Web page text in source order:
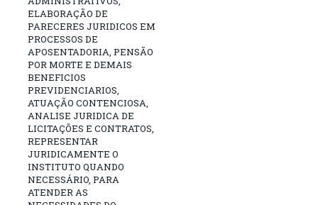
ELABORAÇÃO DE
PARECERES JURIDICOS EM
PROCESSOS DE
APOSENTADORIA, PENSÃO
POR MORTE E DEMAIS
BENEFICIOS
PREVIDENCIARIOS,
ATUAÇÃO CONTENCIOSA,
ANALISE JURIDICA DE
LICITAÇÕES E CONTRATOS,
REPRESENTAR
JURIDICAMENTE O
INSTITUTO QUANDO
NECESSÁRIO, PARA
ATENDER AS